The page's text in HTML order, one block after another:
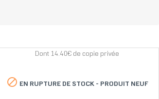
Dont 14.40€ de copie privée
 EN RUPTURE DE STOCK - PRODUIT NEUF